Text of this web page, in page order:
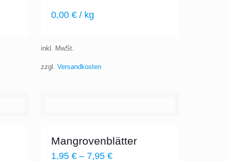
0,00 €/ kg
inkl. MwSt.
zzgl. Versandkosten
Mangrovenblätter
1,95 €– 7,95 €